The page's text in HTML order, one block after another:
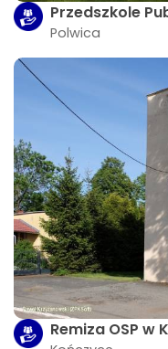
Przedszkole
Polwica
Remiza OSP w